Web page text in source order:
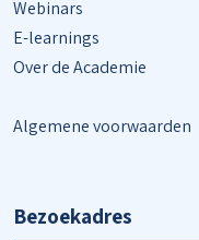
Webinars
E-learnings
Over de Academie
Algemene voorwaarden
Bezoekadres